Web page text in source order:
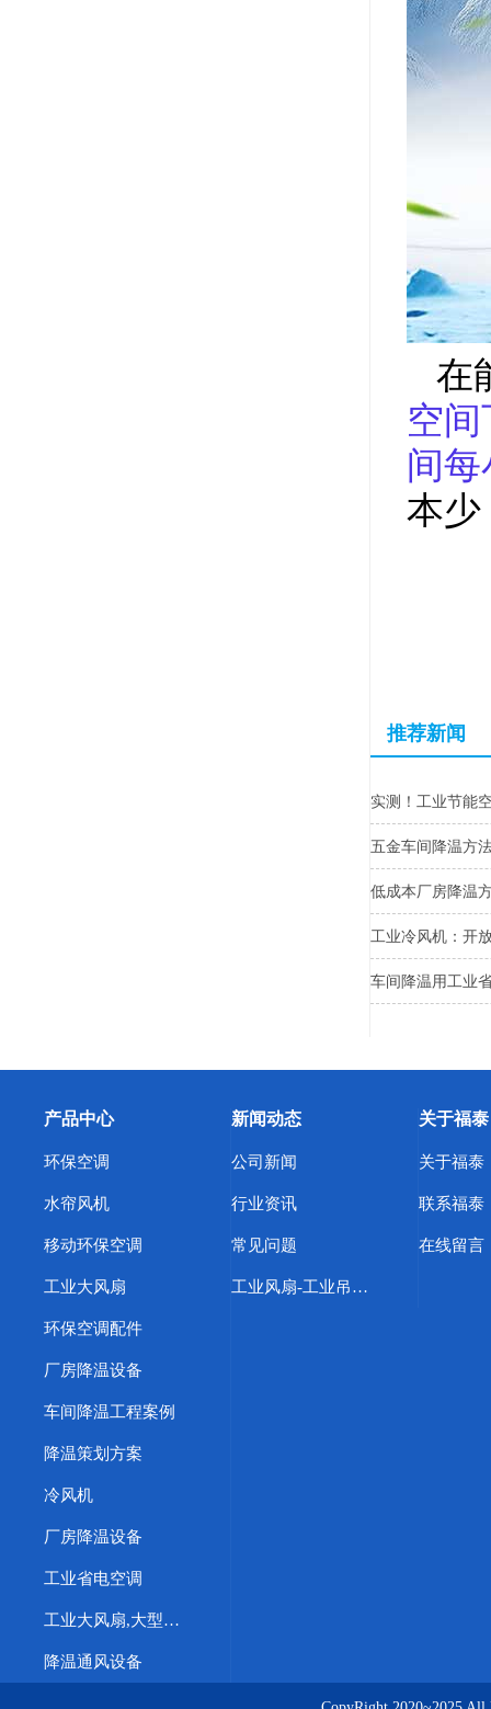
在
空
间
本少
推荐新闻
实测！工业节能
五金车间降温方
低成本厂房降温
工业冷风机：开
车间降温用工业
产品中心
环保空调
水帘风机
移动环保空调
工业大风扇
环保空调配件
厂房降温设备
车间降温工程案例
降温策划方案
冷风机
厂房降温设备
工业省电空调
工业大风扇,大型直驱工业风扇,直驱工业风扇,工业大吊扇,大型工业节能风扇
降温通风设备
新闻动态
公司新闻
行业资讯
常见问题
工业风扇-工业吊扇-工业大吊扇-东莞市福泰节能环保设备有限公司主营
关于福泰
关于福泰
联系福泰
在线留言